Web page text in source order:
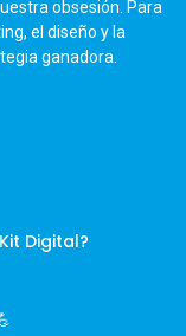
obsesión. Para
el diseño y la
ganadora.
Digital?